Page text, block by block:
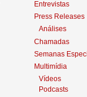
Entrevistas
Press Releases
Análises
Chamadas
Semanas
Multimídia
Vídeos
Podcasts